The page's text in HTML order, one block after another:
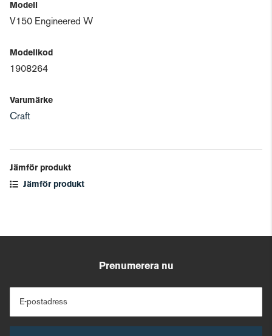
Modell
V150 Engineered W
Modellkod
1908264
Varumärke
Craft
Jämför produkt
Jämför produkt
Prenumerera nu
E-postadress